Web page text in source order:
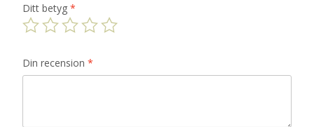
Ditt betyg *
Din recension *